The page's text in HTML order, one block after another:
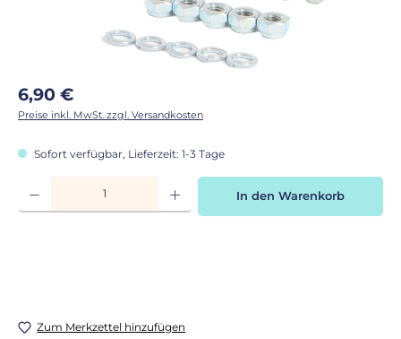
Regulärer Preis:
6,90 €
Preise inkl. MwSt. zzgl. Versandkosten
Sofort verfügbar, Lieferzeit: 1-3 Tage
Produkt Anzahl: Gib den gewünschten Wert ein oder benutze die
In den Warenkorb
Zum Merkzettel hinzufügen